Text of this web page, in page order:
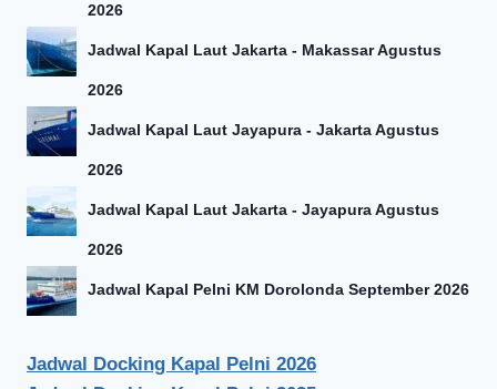
2026
Jadwal Kapal Laut Jakarta - Makassar Agustus
2026
Jadwal Kapal Laut Jayapura - Jakarta Agustus
2026
Jadwal Kapal Laut Jakarta - Jayapura Agustus
2026
Jadwal Kapal Pelni KM Dorolonda September 2026
Jadwal Docking Kapal Pelni 2026